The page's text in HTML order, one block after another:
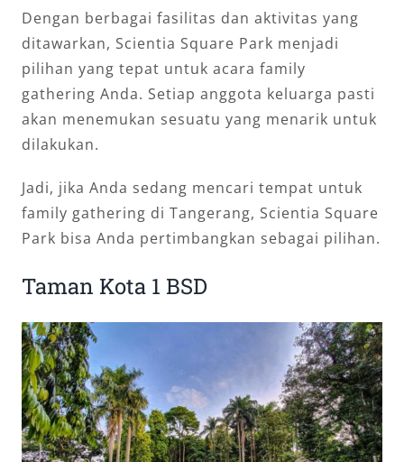
Dengan berbagai fasilitas dan aktivitas yang
ditawarkan, Scientia Square Park menjadi
pilihan yang tepat untuk acara family
gathering Anda. Setiap anggota keluarga pasti
akan menemukan sesuatu yang menarik untuk
dilakukan.
Jadi, jika Anda sedang mencari tempat untuk
family gathering di Tangerang, Scientia Square
Park bisa Anda pertimbangkan sebagai pilihan.
Taman Kota 1 BSD